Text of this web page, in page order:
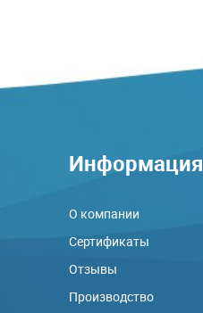
Информация
О компании
Сертификаты
Отзывы
Производство